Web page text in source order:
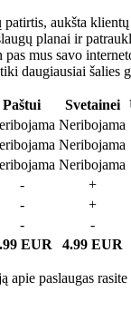
aukšta
planai ir
mus savo
daugiausiai šalies
Paštui Svetainei
Neribojama
Neribojama
Neribojama
- +
- +
- -
EUR 4.99 EUR
apie paslaugas rasite